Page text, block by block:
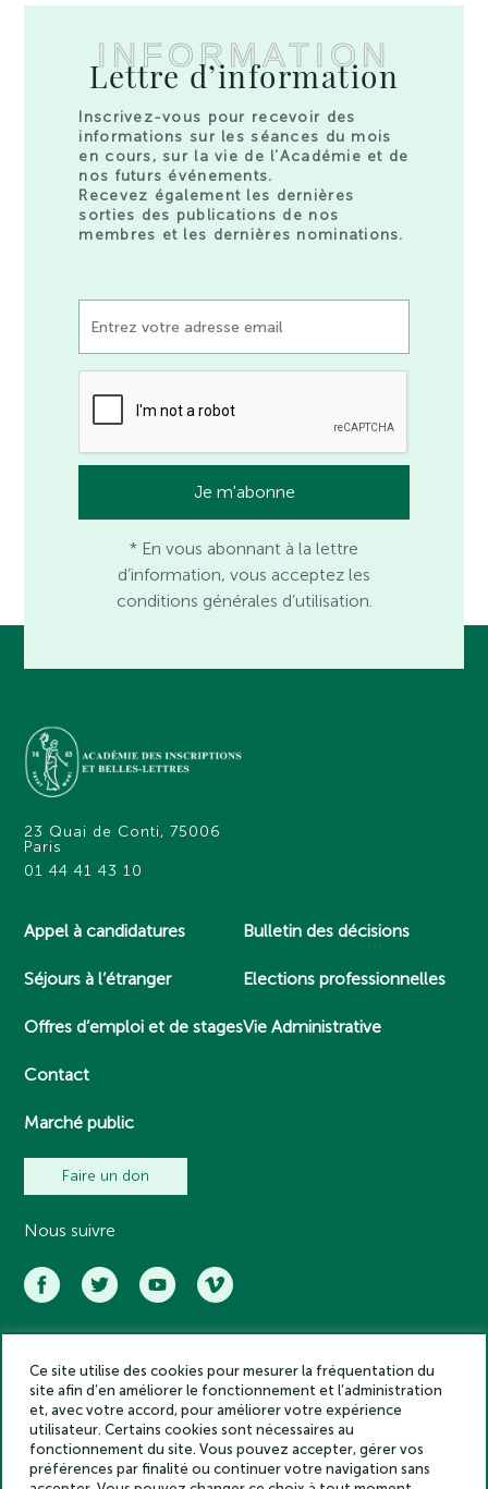
INFORMATION
Lettre d’information
Inscrivez-vous pour recevoir des
informations sur les séances du mois
en cours, sur la vie de l’Académie et de
nos futurs événements.
Recevez également les dernières
sorties des publications de nos
membres et les dernières nominations.
* En vous abonnant à la lettre
d’information, vous acceptez les
conditions générales d’utilisation.
23 Quai de Conti, 75006
Paris
01 44 41 43 10
Appel à candidatures
Séjours à l’étranger
Offres d’emploi et de stages
Contact
Marché public
Bulletin des décisions
Elections professionnelles
Vie Administrative
Faire un don
Nous suivre
Académie des inscriptions et belles lettres – Tous droits réservés
2025
Politique de confidentialité
Mentions légales
Crédits
Ce site utilise des cookies pour mesurer la fréquentation du
site afin d’en améliorer le fonctionnement et l’administration
et, avec votre accord, pour améliorer votre expérience
utilisateur. Certains cookies sont nécessaires au
fonctionnement du site. Vous pouvez accepter, gérer vos
préférences par finalité ou continuer votre navigation sans